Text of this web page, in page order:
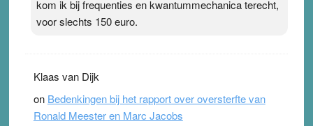
kom ik bij frequenties en kwantummechanica terecht,
voor slechts 150 euro.
Klaas van Dijk
on Bedenkingen bij het rapport over oversterfte van
Ronald Meester en Marc Jacobs